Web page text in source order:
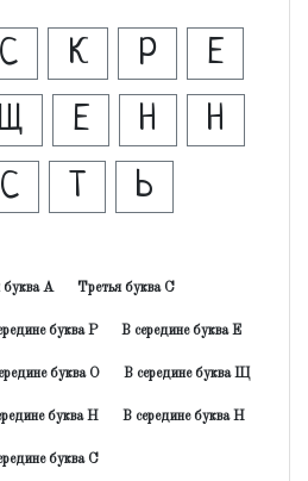
С К Р
Е
Щ Е Н
Н
С Т Ь
буква А Третья буква С
буква Р В середине буква Е
буква О В середине буква Щ
буква Н В середине буква Н
буква С